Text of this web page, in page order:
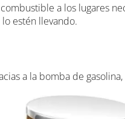
a los lugares
estén llevando.
a la bomba de